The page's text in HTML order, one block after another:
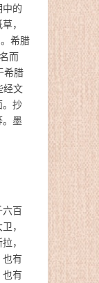
的
，
希腊
而
希腊
经文
。抄
。墨
百
，
，
也有
也有